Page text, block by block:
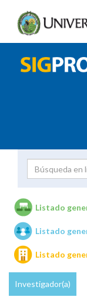
Unidades
Listado
Listado
Listado
Investigador(a)